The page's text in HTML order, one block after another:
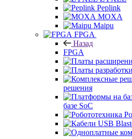
Peplink
MOXA
Maipu
FPGA
Назад
FPGA
решения
базе SoC